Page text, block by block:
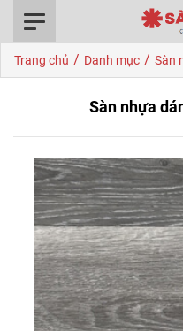
Trang chủ / Danh mục / Sàn
Sàn nhựa